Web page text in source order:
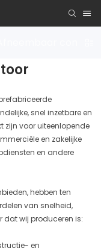
snel inzetbare en
zijn voor uiteenlopende
en zakelijke
en andere
hebben ten
van snelheid,
dat wij produceren is:
en